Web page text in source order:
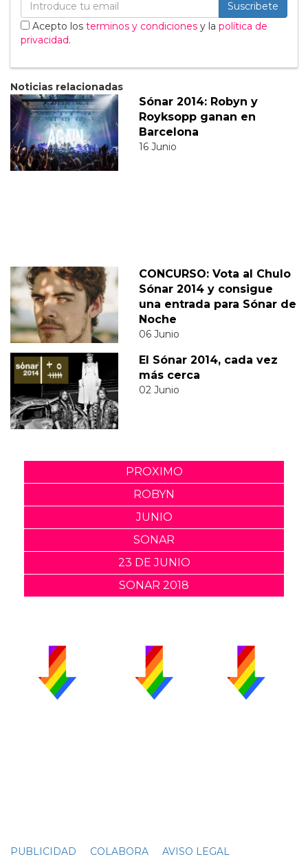
Suscribete
Acepto los terminos y condiciones y la política de
privacidad.
Noticias relacionadas
Sónar 2014: Robyn y
Royksopp ganan en
Barcelona
16 Junio
CONCURSO: Vota al Chulo
Sónar 2014 y consigue
una entrada para Sónar de
Noche
06 Junio
El Sónar 2014, cada vez
más cerca
02 Junio
PROXIMO
ROBYN
JUNIO
SONAR
23 DE JUNIO
SONAR 2018
PUBLICIDAD COLABORA AVISO LEGAL